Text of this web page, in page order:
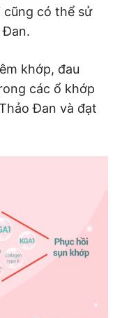
có thể sử
Đan.
khớp, đau
các ổ khớp
Đan và đạt